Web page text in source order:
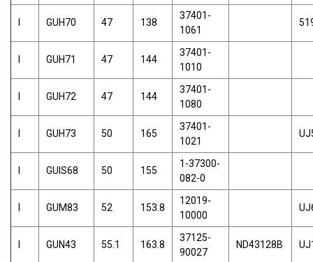
GUH70 47 138
37401-
1061
GUH71 47 144
37401-
1010
GUH72 47 144
37401-
1080
GUH73 50 165
37401-
1021
GUIS68 50 155
1-37300-
082-0
GUM83 52 153.8
12019-
10000
GUN43 55.1 163.8
37125-
90027
ND43128B